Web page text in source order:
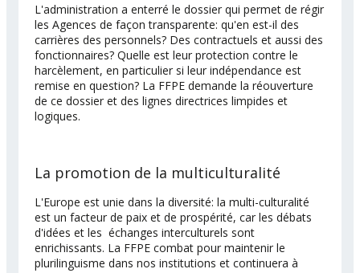
L'administration a enterré le dossier qui permet de régir
les Agences de façon transparente: qu'en est-il des
carrières des personnels? Des contractuels et aussi des
fonctionnaires? Quelle est leur protection contre le
harcèlement, en particulier si leur indépendance est
remise en question? La FFPE demande la réouverture
de ce dossier et des lignes directrices limpides et
logiques.
La promotion de la multiculturalité
L'Europe est unie dans la diversité: la multi-culturalité
est un facteur de paix et de prospérité, car les débats
d'idées et les échanges interculturels sont
enrichissants. La FFPE combat pour maintenir le
plurilinguisme dans nos institutions et continuera à